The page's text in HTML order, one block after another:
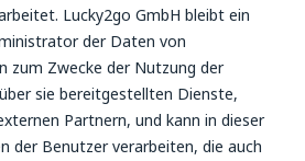
Lucky2go GmbH bleibt ein
der Daten von
zum Zwecke der Nutzung der
sie bereitgestellten Dienste,
Partnern, und kann in dieser
der Benutzer verarbeiten, die auch